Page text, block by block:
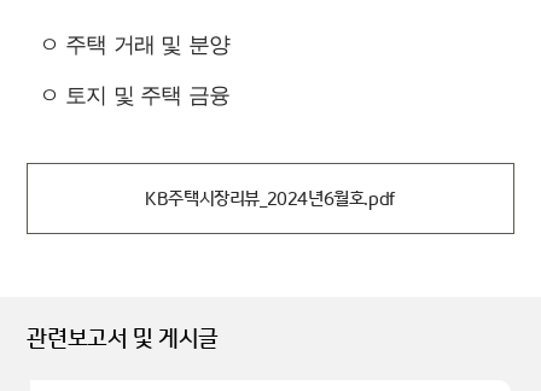
ㅇ 주택 거래 및 분양
ㅇ 토지 및 주택 금융
KB주택시장리뷰_2024년6월호.pdf
관련보고서 및 게시글